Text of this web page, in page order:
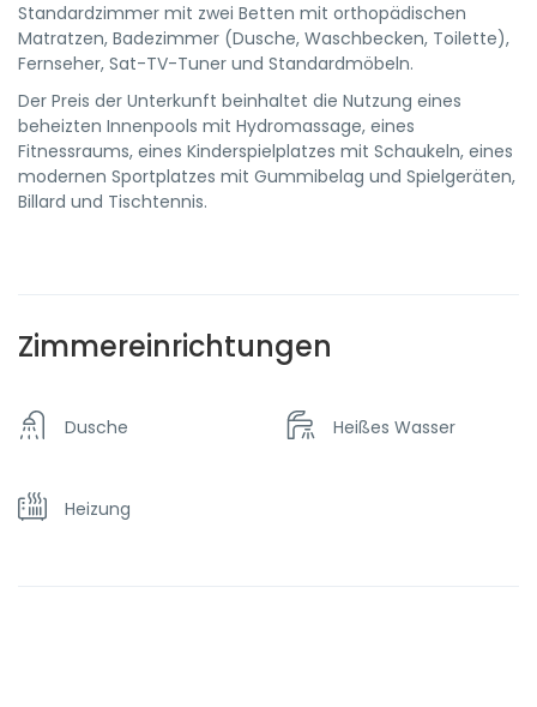
Standardzimmer mit zwei Betten mit orthopädischen
Matratzen, Badezimmer (Dusche, Waschbecken, Toilette),
Fernseher, Sat-TV-Tuner und Standardmöbeln.
Der Preis der Unterkunft beinhaltet die Nutzung eines
beheizten Innenpools mit Hydromassage, eines
Fitnessraums, eines Kinderspielplatzes mit Schaukeln, eines
modernen Sportplatzes mit Gummibelag und Spielgeräten,
Billard und Tischtennis.
Zimmereinrichtungen
Dusche Heißes Wasser
Heizung